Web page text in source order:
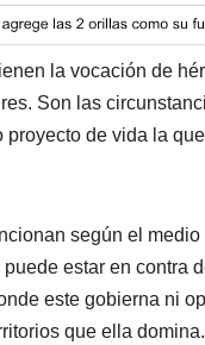
n
k
e
d
I
a
i
l
r
e
a
d
s
la vocación de
Son las
proyecto de vida la
según el medio
estar en contra
este gobierna ni
que ella